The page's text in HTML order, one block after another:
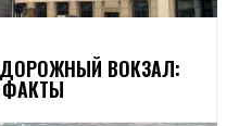
ВОКЗАЛ:
ФАКТЫ